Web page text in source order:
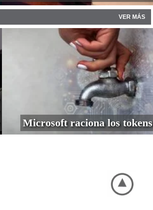
VER MÁS
Microsoft raciona los tokens